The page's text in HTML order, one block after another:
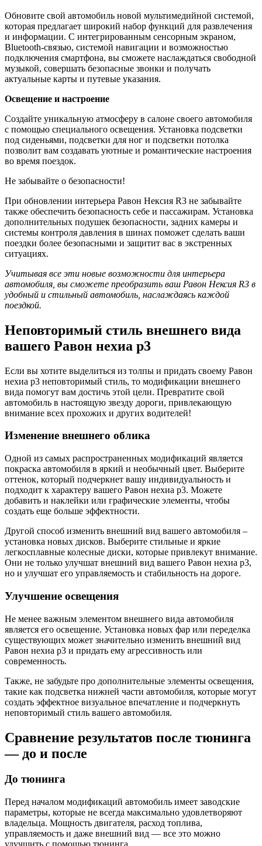
Обновите свой автомобиль новой мультимедийной системой,
которая предлагает широкий набор функций для развлечения
и информации. С интегрированным сенсорным экраном,
Bluetooth-связью, системой навигации и возможностью
подключения смартфона, вы сможете наслаждаться свободной
музыкой, совершать безопасные звонки и получать
актуальные карты и путевые указания.
Освещение и настроение
Создайте уникальную атмосферу в салоне своего автомобиля
с помощью специального освещения. Установка подсветки
под сиденьями, подсветки для ног и подсветки потолка
позволит вам создавать уютные и романтические настроения
во время поездок.
Не забывайте о безопасности!
При обновлении интерьера Равон Нексия R3 не забывайте
также обеспечить безопасность себе и пассажирам. Установка
дополнительных подушек безопасности, задних камеры и
системы контроля давления в шинах поможет сделать ваши
поездки более безопасными и защитит вас в экстренных
ситуациях.
Учитывая все эти новые возможности для интерьера
автомобиля, вы сможете преобразить ваш Равон Нексия R3 в
удобный и стильный автомобиль, наслаждаясь каждой
поездкой.
Неповторимый стиль внешнего вида
вашего Равон нехиа р3
Если вы хотите выделиться из толпы и придать своему Равон
нехиа р3 неповторимый стиль, то модификации внешнего
вида помогут вам достичь этой цели. Превратите свой
автомобиль в настоящую звезду дороги, привлекающую
внимание всех прохожих и других водителей!
Изменение внешнего облика
Одной из самых распространенных модификаций является
покраска автомобиля в яркий и необычный цвет. Выберите
оттенок, который подчеркнет вашу индивидуальность и
подходит к характеру вашего Равон нехиа р3. Можете
добавить и наклейки или графические элементы, чтобы
создать еще больше эффектности.
Другой способ изменить внешний вид вашего автомобиля –
установка новых дисков. Выберите стильные и яркие
легкосплавные колесные диски, которые привлекут внимание.
Они не только улучшат внешний вид вашего Равон нехиа р3,
но и улучшат его управляемость и стабильность на дороге.
Улучшение освещения
Не менее важным элементом внешнего вида автомобиля
является его освещение. Установка новых фар или переделка
существующих может значительно изменить внешний вид
Равон нехиа р3 и придать ему агрессивность или
современность.
Также, не забудьте про дополнительные элементы освещения,
такие как подсветка нижней части автомобиля, которые могут
создать эффектное визуальное впечатление и подчеркнуть
неповторимый стиль вашего автомобиля.
Сравнение результатов после тюнинга
— до и после
До тюнинга
Перед началом модификаций автомобиль имеет заводские
параметры, которые не всегда максимально удовлетворяют
владельца. Мощность двигателя, расход топлива,
управляемость и даже внешний вид — все это можно